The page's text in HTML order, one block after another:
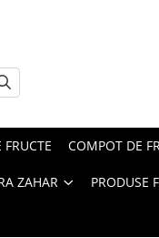
COMPOT DE
ZAHAR PRODUSE